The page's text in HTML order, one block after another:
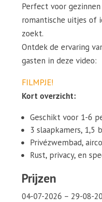
Perfect voor
romantische uitjes of
zoekt.
Ontdek de ervaring
gasten in deze video:
FILMPJE!
Kort overzicht:
Geschikt voor 1-6
3 slaapkamers, 1,5
Privézwembad,
Rust, privacy, en
Prijzen
04-07-2026 – 29-08-